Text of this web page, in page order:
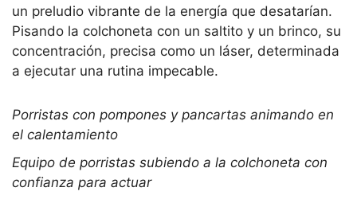
un preludio vibrante de la energía que desatarían.
Pisando la colchoneta con un saltito y un brinco, su
concentración, precisa como un láser, determinada
a ejecutar una rutina impecable.
Porristas con pompones y pancartas animando en
el calentamiento
Equipo de porristas subiendo a la colchoneta con
confianza para actuar